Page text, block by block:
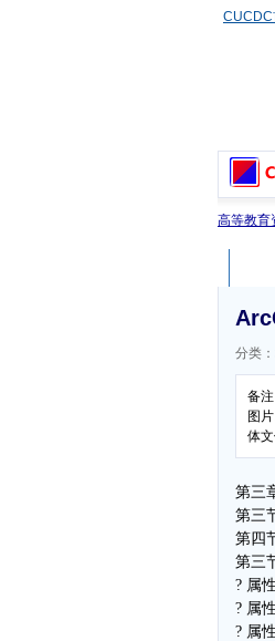
CUCDC
高等教育
分类：
备
图
体
第三
第三
第四
第三
? 属
? 属
? 属